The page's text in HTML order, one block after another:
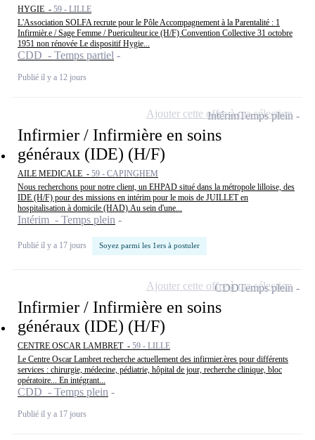
HYGIE - 59 - LILLE
L'Association SOLFA recrute pour le Pôle Accompagnement à la Parentalité : 1
Infirmièr.e / Sage Femme / Puericulteur.ice (H/F) Convention Collective 31 octobre
1951 non rénovée Le dispositif Hygie...
CDD - Temps partiel
Publié il y a 12 jours
Infirmier / Infirmière en soins
généraux (IDE) (H/F)
AILE MEDICALE - 59 - CAPINGHEM
Nous recherchons pour notre client, un EHPAD situé dans la métropole lilloise, des
IDE (H/F) pour des missions en intérim pour le mois de JUILLET en
hospitalisation à domicile (HAD).Au sein d'une...
Intérim - Temps plein
Publié il y a 17 jours Soyez parmi les 1ers à postuler
IntérimTemps plein
Ajouter cette offre à ma sélection
Infirmier / Infirmière en soins
généraux (IDE) (H/F)
CENTRE OSCAR LAMBRET - 59 - LILLE
Le Centre Oscar Lambret recherche actuellement des infirmier.ères pour différents
services : chirurgie, médecine, pédiatrie, hôpital de jour, recherche clinique, bloc
opératoire... En intégrant...
CDD - Temps plein
Publié il y a 17 jours
CDDTemps plein
Ajouter cette offre à ma sélection